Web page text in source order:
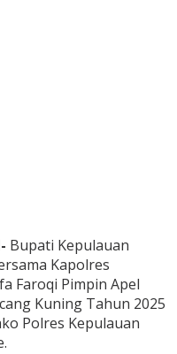
Bupati Kepulauan
Kapolres
Faroqi Pimpin Apel
Kuning Tahun 2025
Polres Kepulauan